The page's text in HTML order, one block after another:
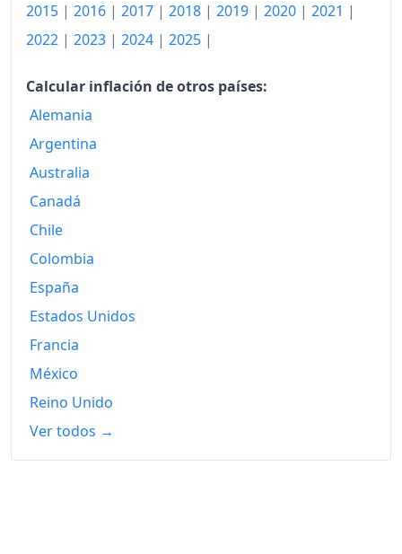
2018
334.78
2019
2020
340.06
2021
2023
2024
2025
2026-06
Hoy
2015 | 2016 | 2017 | 2018 | 2019 | 2020 | 2021 |
2022 | 2023 | 2024 | 2025 |
Calcular inflación de otros países:
Alemania
Argentina
Australia
Canadá
Chile
Colombia
España
Estados Unidos
Francia
México
Reino Unido
Ver todos →